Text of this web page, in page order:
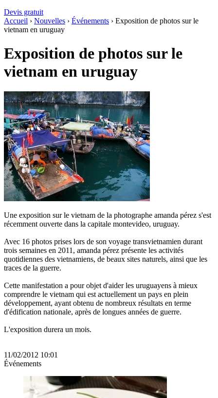
Devis gratuit
Accueil › Nouvelles › Événements › Exposition de photos sur le
vietnam en uruguay
Exposition de photos sur le
vietnam en uruguay
Une exposition sur le vietnam de la photographe amanda pérez s'est
récemment ouverte dans la capitale montevideo, uruguay.
Avec 16 photos prises lors de son voyage transvietnamien durant
trois semaines en 2011, amanda pérez présente les activités
quotidiennes des vietnamiens, de beaux sites naturels, ainsi que les
traces de la guerre.
Cette manifestation a pour objet d'aider les uruguayens à mieux
comprendre le vietnam qui est actuellement un pays en plein
développement, ayant obtenu de nombreux résultats en terme
d'édification nationale, après de longues années de guerre.
L'exposition durera un mois.
11/02/2012 10:01
Événements